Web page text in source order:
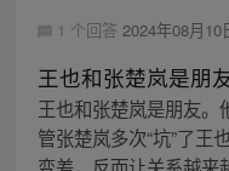
1 个回答 2024年08月10
王也和张楚岚是朋
王也和张楚岚是朋友。
管张楚岚多次“坑”了王